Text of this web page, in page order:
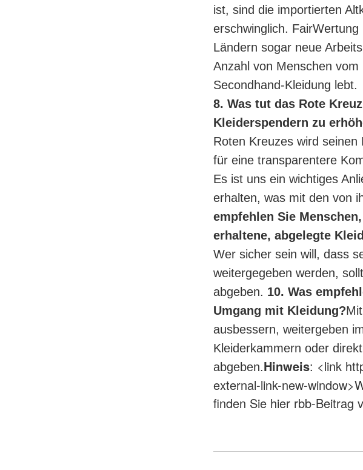
ist, sind die importierten
erschwinglich.
Ländern sogar neue
Anzahl von Menschen
Secondhand-Kleidung lebt.
8. Was tut das Rote
Kleiderspendern zu
Roten Kreuzes wird
für eine transparentere
Es ist uns ein wichtiges
erhalten, was mit den von
empfehlen Sie
erhaltene, abgelegte
Wer sicher sein will, dass
weitergegeben werden,
abgeben. 10. Was
Umgang mit Kleidung?
ausbessern, weitergeben
Kleiderkammern oder
abgeben.Hinweis: <link
external-link-new-
finden Sie hier rbb-Beitrag